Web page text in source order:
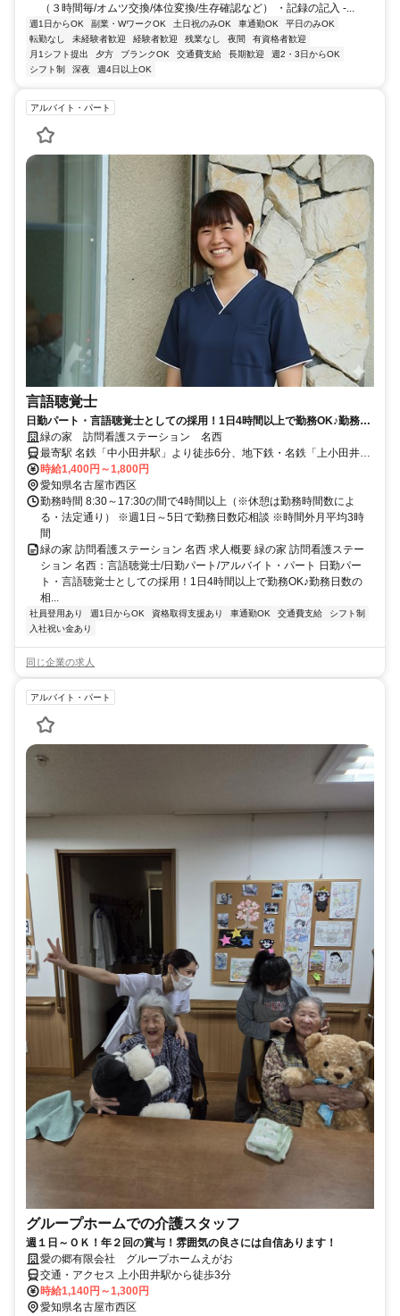
（３時間毎/オムツ交換/体位変換/生存確認など） ・記録の記入 -...
週1日からOK 副業・WワークOK 土日祝のみOK 車通勤OK
平日のみOK
転勤なし
未経験者歓迎 経験者歓迎 残業なし 夜間
有資格者歓迎
月1シフト提出
夕方 ブランクOK 交通費支給 長期歓迎
週2・3日からOK
シフト制
深夜 週4日以上OK
アルバイト・パート
言語聴覚士
日勤パート・言語聴覚士としての採用！1日4時間以上で勤務OK♪勤務日
数の相談OK◆時間外勤務少なめ★車通勤可能！【名古屋市西区、中小田
井駅、訪問看護、言語聴覚士、日勤パート】
緑の家 訪問看護ステーション 名西
最寄駅 名鉄「中小田井駅」より徒歩6分、地下鉄・名鉄「上小田井
駅」より徒歩8分
時給1,400円～1,800円
愛知県名古屋市西区
勤務時間 8:30～17:30の間で4時間以上（※休憩は勤務時間数によ
る・法定通り） ※週1日～5日で勤務日数応相談 ※時間外月平均3時
間
緑の家 訪問看護ステーション 名西 求人概要 緑の家 訪問看護ステー
ション 名西：言語聴覚士/日勤パート/アルバイト・パート 日勤パー
ト・言語聴覚士としての採用！1日4時間以上で勤務OK♪勤務日数の
相...
社員登用あり 週1日からOK 資格取得支援あり 車通勤OK 交通費支給
シフト制
入社祝い金あり
同じ企業の求人
アルバイト・パート
グループホームでの介護スタッフ
週１日～ＯＫ！年２回の賞与！雰囲気の良さには自信あります！
愛の郷有限会社 グループホームえがお
交通・アクセス 上小田井駅から徒歩3分
時給1,140円～1,300円
愛知県名古屋市西区